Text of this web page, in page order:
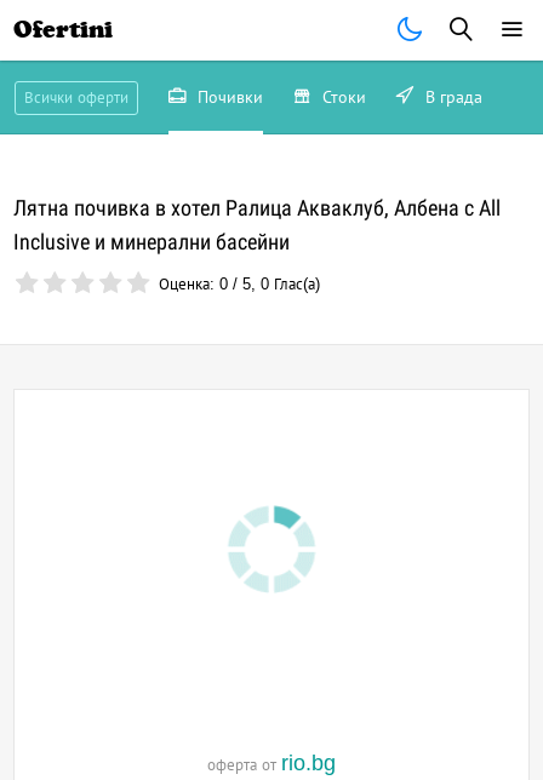
Ofertini
Всички оферти Почивки Стоки В града
Лятна почивка в хотел Ралица Акваклуб, Албена с All
Inclusive и минерални басейни
Оценка:0 /5,0 Глас(а)
оферта от rio.bg